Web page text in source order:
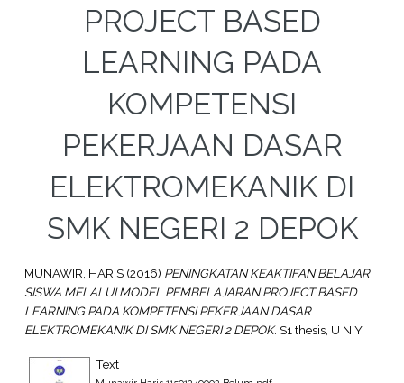
PROJECT BASED
LEARNING PADA
KOMPETENSI
PEKERJAAN DASAR
ELEKTROMEKANIK DI
SMK NEGERI 2 DEPOK
MUNAWIR, HARIS(2016) PENINGKATAN KEAKTIFAN BELAJAR
SISWA MELALUI MODEL PEMBELAJARAN PROJECT BASED
LEARNING PADA KOMPETENSI PEKERJAAN DASAR
ELEKTROMEKANIK DI SMK NEGERI 2 DEPOK. S1 thesis, U N Y.
Text